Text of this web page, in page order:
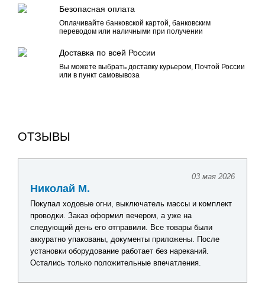
Безопасная оплата
Оплачивайте банковской картой, банковским
переводом или наличными при получении
Доставка по всей России
Вы можете выбрать доставку курьером, Почтой России
или в пункт самовывоза
ОТЗЫВЫ
03 мая 2026
Николай М.
Покупал ходовые огни, выключатель массы и комплект
проводки. Заказ оформил вечером, а уже на
следующий день его отправили. Все товары были
аккуратно упакованы, документы приложены. После
установки оборудование работает без нареканий.
Остались только положительные впечатления.